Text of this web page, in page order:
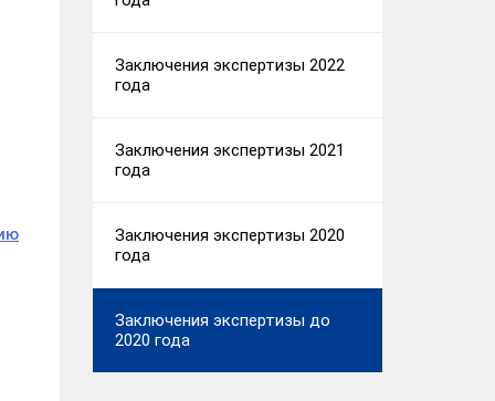
Заключения экспертизы 2022
года
Заключения экспертизы 2021
года
Заключения экспертизы 2020
года
Заключения экспертизы до
2020 года